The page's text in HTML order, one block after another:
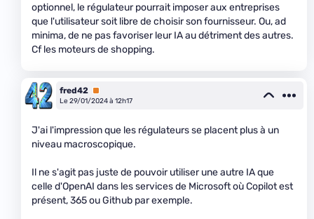
optionnel, le régulateur pourrait imposer aux entreprises
que l'utilisateur soit libre de choisir son fournisseur. Ou, ad
minima, de ne pas favoriser leur IA au détriment des autres.
Cf les moteurs de shopping.
fred42 Premium
Le 29/01/2024 à 12h17
J'ai l'impression que les régulateurs se placent plus à un
niveau macroscopique.
Il ne s'agit pas juste de pouvoir utiliser une autre IA que
celle d'OpenAI dans les services de Microsoft où Copilot est
présent, 365 ou Github par exemple.